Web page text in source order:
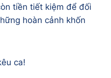
tiền tiết kiệm để đối
hoàn cảnh khốn
ca!